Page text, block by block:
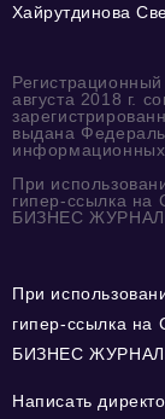
Хайрутдинова
августа 2018 г.
выдана
информационных
При
гипер-ссылка
БИЗНЕС ЖУРНАЛ»
При
гипер-ссылка
БИЗНЕС ЖУРНАЛ»
Написать